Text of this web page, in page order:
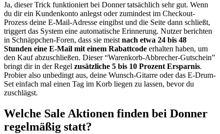
Ja, dieser Trick funktioniert bei Donner tatsächlich sehr gut. Wenn
du dir ein Kundenkonto anlegst oder zumindest im Checkout-
Prozess deine E-Mail-Adresse eingibst und die Seite dann schließt,
triggert das System eine automatische Erinnerung. Nutzer berichten
in Schnäppchen-Foren, dass sie meist nach etwa 24 bis 48
Stunden eine E-Mail mit einem Rabattcode erhalten haben, um
den Kauf abzuschließen. Dieser “Warenkorb-Abbrecher-Gutschein”
bringt dir in der Regel zusätzliche 5 bis 10 Prozent Ersparnis.
Probier also unbedingt aus, deine Wunsch-Gitarre oder das E-Drum-
Set einfach mal einen Tag im Korb liegen zu lassen, bevor du
zuschlägst.
Welche Sale Aktionen finden bei Donner
regelmäßig statt?